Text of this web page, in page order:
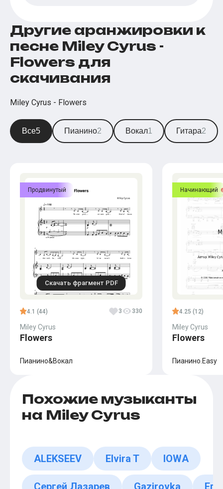
Другие аранжировки к
песне Miley Cyrus -
Flowers для
скачивания
Miley Cyrus - Flowers
Все5 Пианино2 Вокал1 Гитара2
Продвинутый
Скачать фрагмент PDF
4.1 (44) 3 330
Miley Cyrus
Flowers
Пианино&Вокал
Начинающий
4.25 (12)
Miley Cyrus
Flowers
Пианино.Easy
Похожие музыканты
на Miley Cyrus
ALEKSEEV Elvira T IOWA